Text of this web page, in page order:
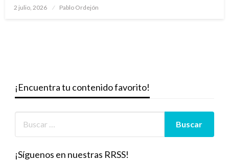
Publicado
2 julio, 2026 Pablo Ordejón
¡Encuentra tu contenido favorito!
¡Síguenos en nuestras RRSS!